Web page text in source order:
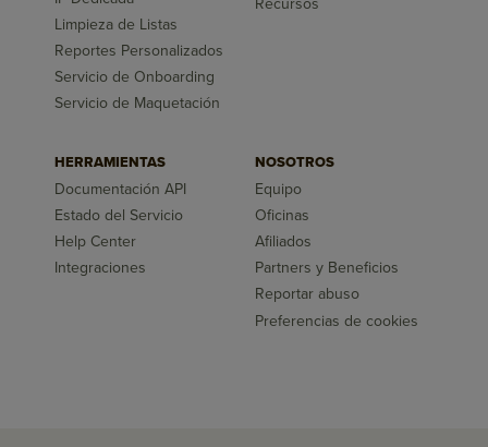
Limpieza de Listas
Reportes Personalizados
Servicio de Onboarding
Servicio de Maquetación
Recursos
HERRAMIENTAS
Documentación API
Estado del Servicio
Help Center
Integraciones
NOSOTROS
Equipo
Oficinas
Afiliados
Partners y Beneficios
Reportar abuso
Preferencias de cookies